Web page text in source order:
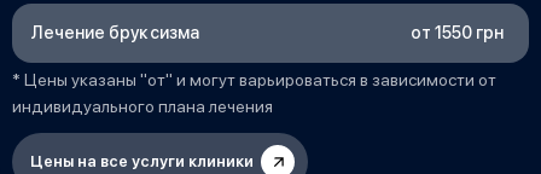
Лечение бруксизма от 1550 грн
* Цены указаны "от" и могут варьироваться в зависимости от
индивидуального плана лечения
Цены на все услуги клиники